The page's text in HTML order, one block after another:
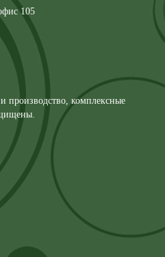
105
производство, комплексные